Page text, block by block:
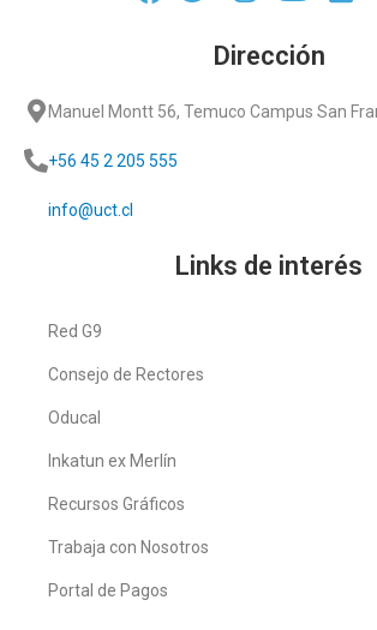
Dirección
Manuel Montt 56, Temuco Campus San
+56 45 2 205 555
info@uct.cl
Links de interés
Red G9
Consejo de Rectores
Oducal
Inkatun ex Merlín
Recursos Gráficos
Trabaja con Nosotros
Portal de Pagos